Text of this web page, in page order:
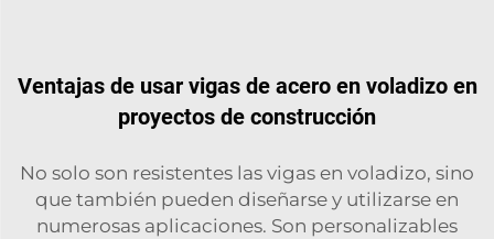
Ventajas de usar vigas de acero en voladizo en
proyectos de construcción
No solo son resistentes las vigas en voladizo, sino
que también pueden diseñarse y utilizarse en
numerosas aplicaciones. Son personalizables